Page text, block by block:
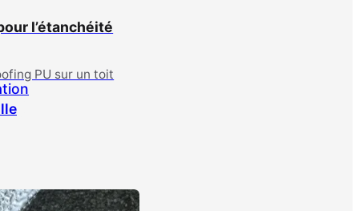
l’étanchéité
PU sur un toit